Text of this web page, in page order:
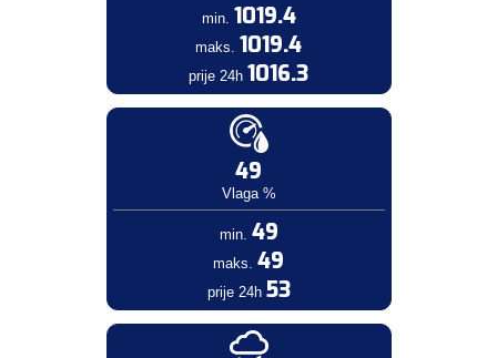
min. 1019.4
maks. 1019.4
prije 24h 1016.3
49
Vlaga %
min. 49
maks. 49
prije 24h 53